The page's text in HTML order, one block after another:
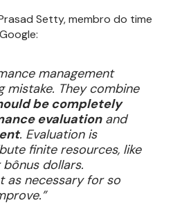
Setty, membro do time
management
mistake. They combine
be completely
evaluationand
. Evaluation is
finite resources, like
dollars.
as necessary for so